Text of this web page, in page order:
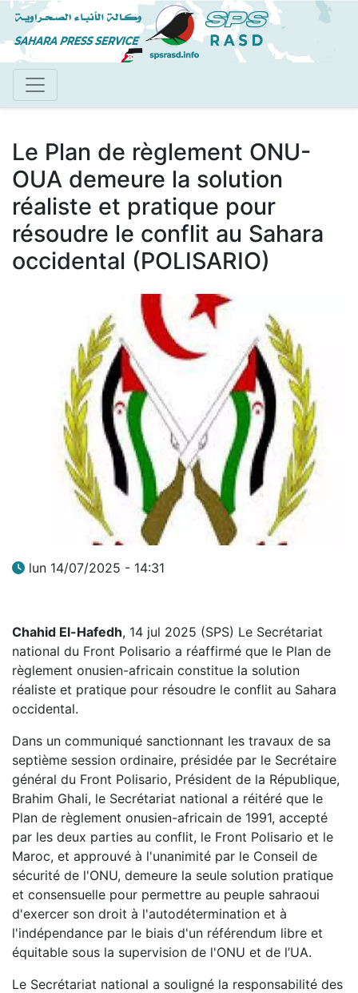
Aller
au
contenu
Le Plan de règlement ONU-
OUA demeure la solution
réaliste et pratique pour
résoudre le conflit au Sahara
occidental (POLISARIO)
lun 14/07/2025 - 14:31
Chahid El-Hafedh, 14 jul 2025 (SPS) Le Secrétariat
national du Front Polisario a réaffirmé que le Plan de
règlement onusien-africain constitue la solution
réaliste et pratique pour résoudre le conflit au Sahara
occidental.
Dans un communiqué sanctionnant les travaux de sa
septième session ordinaire, présidée par le Secrétaire
général du Front Polisario, Président de la République,
Brahim Ghali, le Secrétariat national a réitéré que le
Plan de règlement onusien-africain de 1991, accepté
par les deux parties au conflit, le Front Polisario et le
Maroc, et approuvé à l'unanimité par le Conseil de
sécurité de l'ONU, demeure la seule solution pratique
et consensuelle pour permettre au peuple sahraoui
d'exercer son droit à l'autodétermination et à
l'indépendance par le biais d'un référendum libre et
équitable sous la supervision de l'ONU et de l’UA.
Le Secrétariat national a souligné la responsabilité des